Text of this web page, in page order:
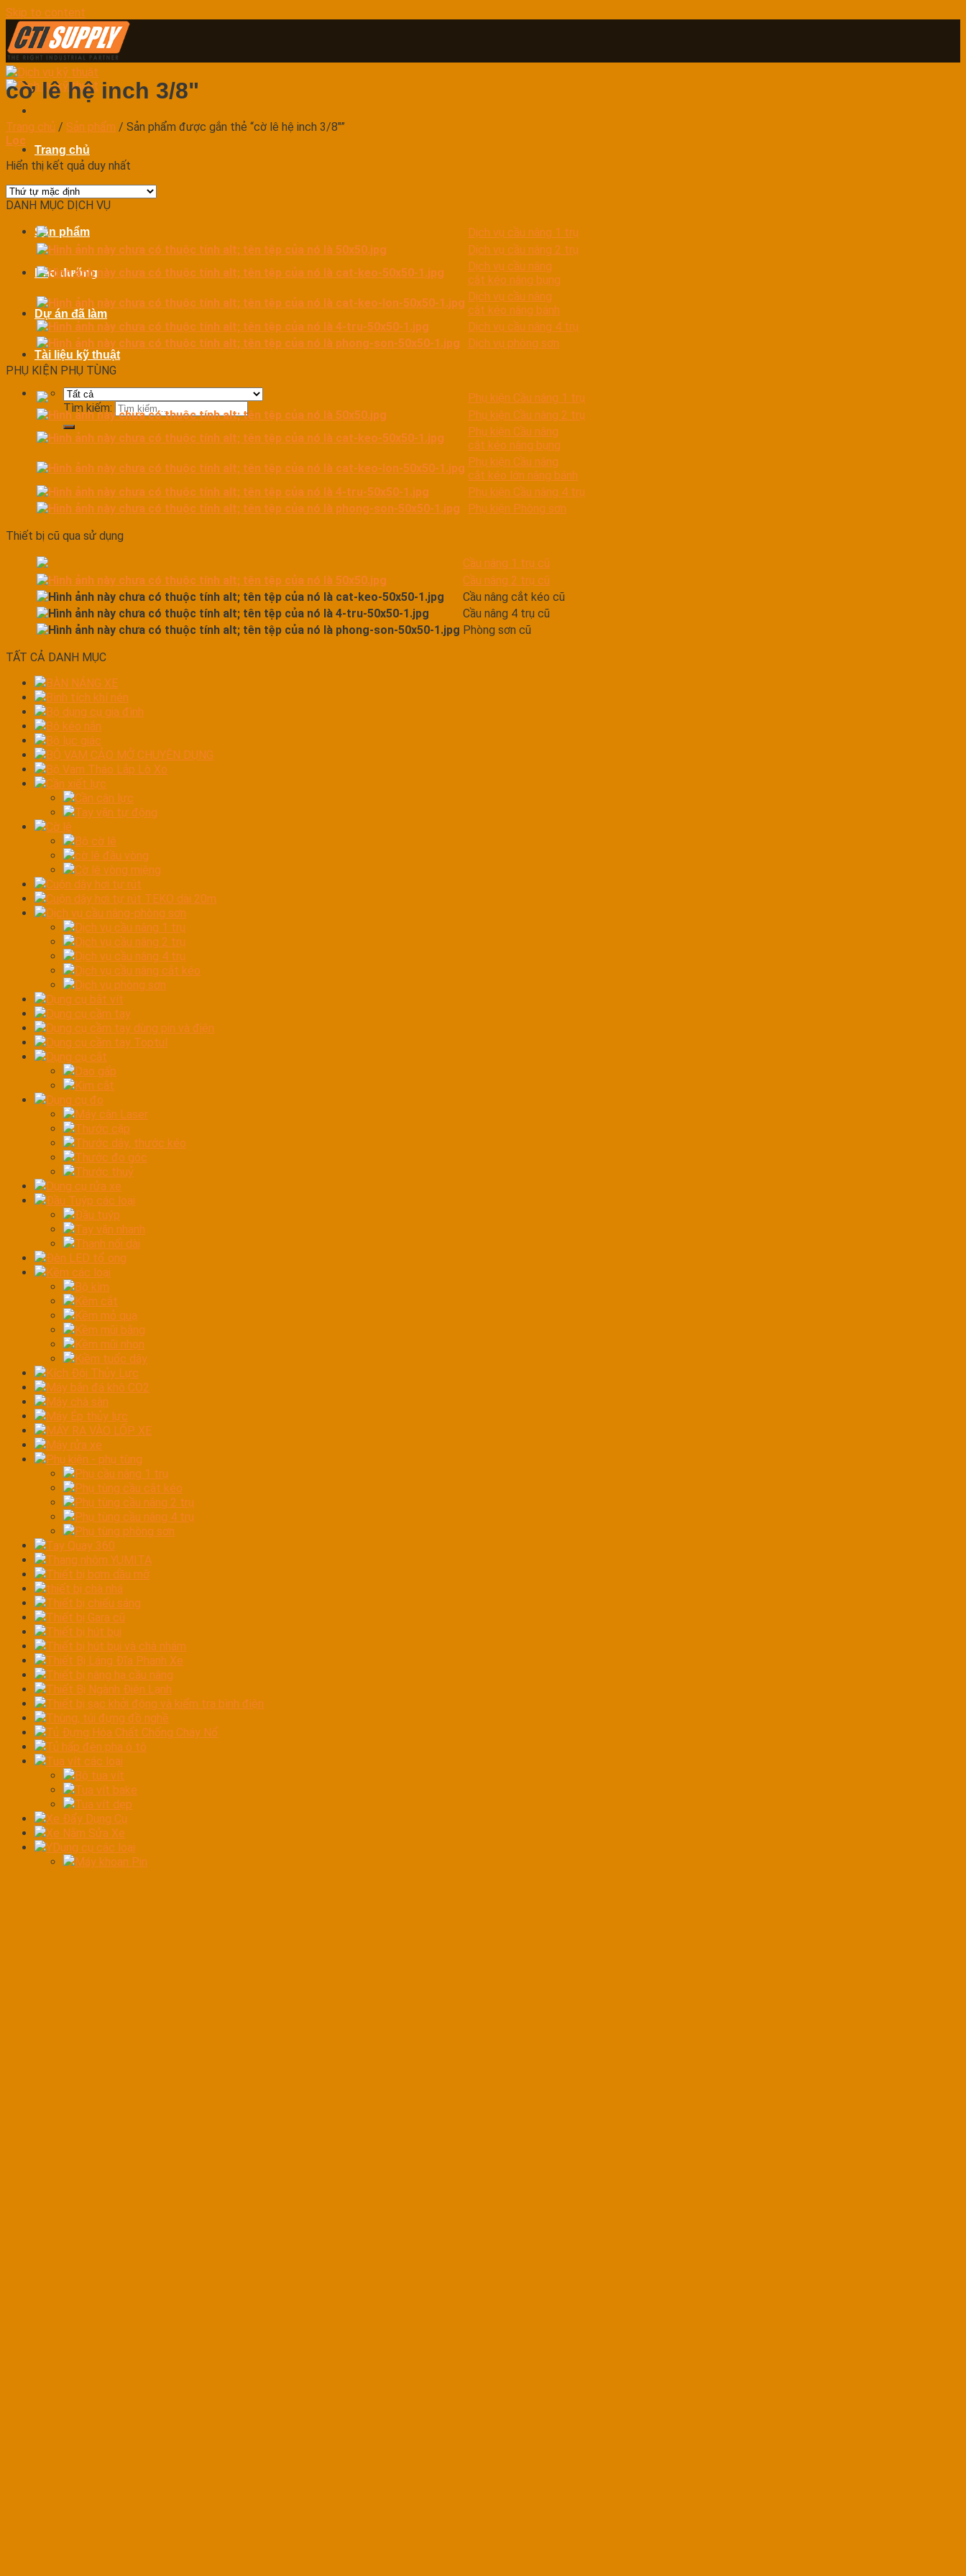
Skip to content
Trang chủ
Dịch vụ
Sản phẩm
Bảo dưỡng
Dự án đã làm
Tài liệu kỹ thuật
Tìm kiếm:
cờ lê hệ inch 3/8"
Trang chủ / Sản phẩm / Sản phẩm được gắn thẻ “cờ lê hệ inch 3/8"”
Lọc
Hiển thị kết quả duy nhất
DANH MỤC DỊCH VỤ
Dịch vụ cầu nâng 1 trụ
Dịch vụ cầu nâng 2 trụ
Dịch vụ cầu nâng
cắt kéo nâng bụng
Dịch vụ cầu nâng
cắt kéo nâng bánh
Dịch vụ cầu nâng 4 trụ
Dịch vụ phòng sơn
PHỤ KIỆN PHỤ TÙNG
Phụ kiện Cầu nâng 1 trụ
Phụ kiện Cầu nâng 2 trụ
Phụ kiện Cầu nâng
cắt kéo nâng bụng
Phụ kiện Cầu nâng
cắt kéo lớn nâng bánh
Phụ kiện Cầu nâng 4 trụ
Phụ kiện Phòng sơn
Thiết bị cũ qua sử dụng
Cầu nâng 1 trụ cũ
Cầu nâng 2 trụ cũ
Cầu nâng cắt kéo cũ
Cầu nâng 4 trụ cũ
Phòng sơn cũ
TẤT CẢ DANH MỤC
BÀN NÁNG XE
Bình tích khí nén
Bộ dụng cụ gia đình
Bộ kéo nắn
Bộ lục giác
BỘ VAM CẢO MỞ CHUYÊN DỤNG
Bộ Vam Tháo Lắp Lò Xo
Cần xiết lực
Cần cân lực
Tay vặn tự động
Cờ lê
Bộ cờ lê
cờ lê đầu vòng
Cờ lê vòng miệng
Cuộn dây hơi tự rút
Cuộn dây hơi tự rút TEKO dài 20m
Dịch vụ cầu nâng-phòng sơn
Dịch vụ cầu nâng 1 trụ
Dịch vụ cầu nâng 2 trụ
Dịch vụ cầu nâng 4 trụ
Dịch vụ cầu nâng cắt kéo
Dịch vụ phòng sơn
Dụng cụ bắt vít
Dụng cụ cầm tay
Dụng cụ cầm tay dùng pin và điện
Dụng cụ cầm tay Toptul
Dụng cụ cắt
Dao gấp
Kìm cắt
Dụng cụ đo
Máy cân Laser
Thước cặp
Thước dây, thước kéo
Thước đo góc
Thước thuỷ
Dụng cụ rửa xe
Đầu Tuýp các loại
Đầu tuýp
Tay vặn nhanh
Thanh nối dài
Đèn LED tổ ong
Kềm các loại
Bộ kìm
Kềm cắt
Kềm mỏ quạ
Kềm mũi bằng
Kềm mũi nhọn
Kiềm tuốc dây
Kích Đội Thủy Lực
Máy bắn đá khô CO2
Máy chà sàn
Máy Ép thủy lực
MÁY RA VÀO LỐP XE
Máy rửa xe
Phụ kiện - phụ tùng
Phụ cầu nâng 1 trụ
Phụ tùng cầu cắt kéo
Phụ tùng cầu nâng 2 trụ
Phụ tùng cầu nâng 4 trụ
Phụ tùng phòng sơn
Tay Quay 360
Thang nhôm YUMITA
Thiết bị bơm dầu mỡ
thiết bị chà nhá
Thiết bị chiếu sáng
Thiết bị Gara cũ
Thiết bị hút bụi
Thiết bị hút bụi và chà nhám
Thiết Bị Láng Đĩa Phanh Xe
Thiết bị nâng hạ cầu nâng
Thiết Bị Ngành Điện Lạnh
Thiết bị sạc khởi động và kiểm tra bình điện
Thùng, túi đựng đồ nghề
Tủ Đựng Hóa Chất Chống Cháy Nổ
Tủ hấp đèn pha ô tô
Tua vít các loại
Bộ tua vít
Tua vít bake
Tua vít dẹp
Xe Đẩy Dụng Cụ
Xe Nằm Sửa Xe
YDụng cụ các loại
Máy khoan Pin